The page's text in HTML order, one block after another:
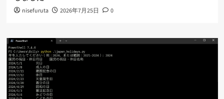
nisefuruta 2026年7月25日 0